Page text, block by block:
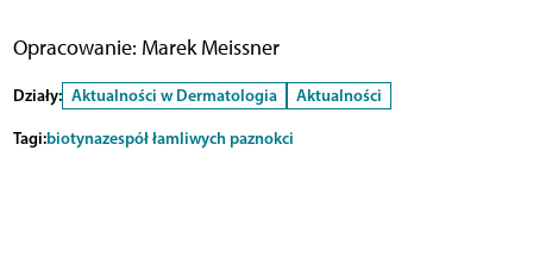
Opracowanie: Marek Meissner
Działy: Aktualności w Dermatologia
Aktualności
Tagi:biotynazespół łamliwych paznokci